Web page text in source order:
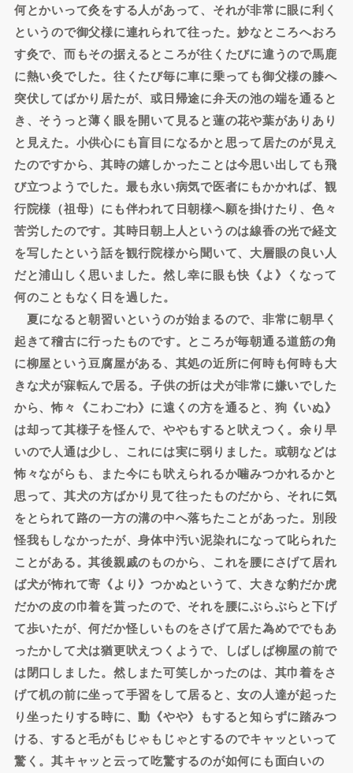
何とかいって灸をする人があって、それが非常に眼に利く
というので御父様に連れられて往った。妙なところへおろ
す灸で、而もその据えるところが往くたびに違うので馬鹿
に熱い灸でした。往くたび毎に車に乗っても御父様の膝へ
突伏してばかり居たが、或日帰途に弁天の池の端を通ると
き、そうっと薄く眼を開いて見ると蓮の花や葉がありあり
と見えた。小供心にも盲目になるかと思って居たのが見え
たのですから、其時の嬉しかったことは今思い出しても飛
び立つようでした。最も永い病気で医者にもかかれば、観
行院様（祖母）にも伴われて日朝様へ願を掛けたり、色々
苦労したのです。其時日朝上人というのは線香の光で経文
を写したという話を観行院様から聞いて、大層眼の良い人
だと浦山しく思いました。然し幸に眼も快《よ》くなって
何のこともなく日を過した。
夏になると朝習いというのが始まるので、非常に朝早く
起きて稽古に行ったものです。ところが毎朝通る道筋の角
に柳屋という豆腐屋がある、其処の近所に何時も何時も大
きな犬が寐転んで居る。子供の折は犬が非常に嫌いでした
から、怖々《こわごわ》に遠くの方を通ると、狗《いぬ》
は却って其様子を怪んで、ややもすると吠えつく。余り早
いので人通は少し、これには実に弱りました。或朝などは
怖々ながらも、また今にも吠えられるか噛みつかれるかと
思って、其犬の方ばかり見て往ったものだから、それに気
をとられて路の一方の溝の中へ落ちたことがあった。別段
怪我もしなかったが、身体中汚い泥染れになって叱られた
ことがある。其後親戚のものから、これを腰にさげて居れ
ば犬が怖れて寄《より》つかぬというて、大きな豹だか虎
だかの皮の巾着を貰ったので、それを腰にぶらぶらと下げ
て歩いたが、何だか怪しいものをさげて居た為めででもあ
ったかして犬は猶更吠えつくようで、しばしば柳屋の前で
は閉口しました。然しまた可笑しかったのは、其巾着をさ
げて机の前に坐って手習をして居ると、女の人達が起った
り坐ったりする時に、動《やや》もすると知らずに踏みつ
ける、すると毛がもじゃもじゃとするのでキャッといって
驚く。其キャッと云って吃驚するのが如何にも面白いの